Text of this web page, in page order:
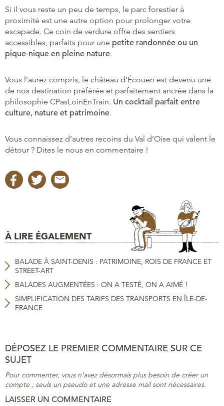
Si il vous reste un peu de temps, le parc forestier à
proximité est une autre option pour prolonger votre
escapade. Ce coin de verdure offre des sentiers
accessibles, parfaits pour une petite randonnée ou un
pique-nique en pleine nature.
Vous l’aurez compris, le château d’Écouen est devenu une
de nos destination préférée et parfaitement ancrée dans la
philosophie CPasLoinEnTrain. Un cocktail parfait entre
culture, nature et patrimoine.
Vous connaissez d’autres recoins du Val d’Oise qui valent le
détour ? Dites le nous en commentaire !
À LIRE ÉGALEMENT
BALADE À SAINT-DENIS : PATRIMOINE, ROIS DE FRANCE ET
STREET-ART
BALADES AUGMENTÉES : ON A TESTÉ, ON A AIMÉ !
SIMPLIFICATION DES TARIFS DES TRANSPORTS EN ÎLE-DE-
FRANCE
DÉPOSEZ LE PREMIER COMMENTAIRE SUR CE
SUJET
Pour commenter, vous n’avez désormais plus besoin de créer un
compte ; seuls un pseudo et une adresse mail sont nécessaires.
LAISSER UN COMMENTAIRE